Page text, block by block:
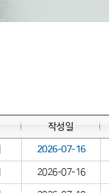
작성일
2026-07-16
2026-07-16